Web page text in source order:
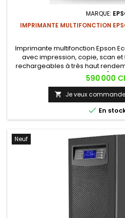
MARQUE:
IMPRIMANTE MULTIFONCTION
Imprimante multifonction Epson
avec impression, copie, scan et
rechargeables à très haut
en noir, 6000 en couleur),
automatique, connectivité Wi-Fi/
10.9 cm. Une solution
besoins...
Prix
590 000
 Je veux
 En
Neuf